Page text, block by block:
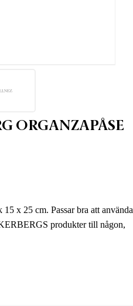
ORGANZAPÅSE
x 25 cm. Passar bra att använda
produkter till någon,